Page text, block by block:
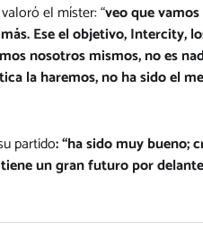
el míster: “veo que
Ese el objetivo, Intercity,
nosotros mismos, no es
la haremos, no ha sido el
partido: “ha sido muy bueno;
un gran futuro por